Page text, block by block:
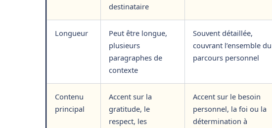
destinataire
Longueur
Peut être longue,
plusieurs
paragraphes de
contexte
Souvent détaillée,
couvrant l’ensemble du
parcours personnel
Contenu
principal
Accent sur la
gratitude, le
respect, les
Accent sur le besoin
personnel, la foi ou la
détermination à